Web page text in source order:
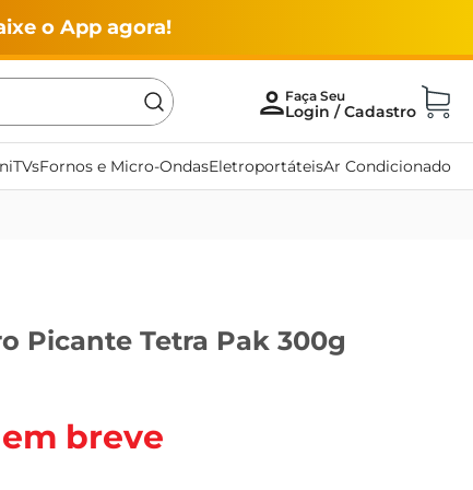
o App agora!
TVsFornos e Micro-OndasEletroportáteisAr Condicionado
Picante Tetra Pak 300g
breve